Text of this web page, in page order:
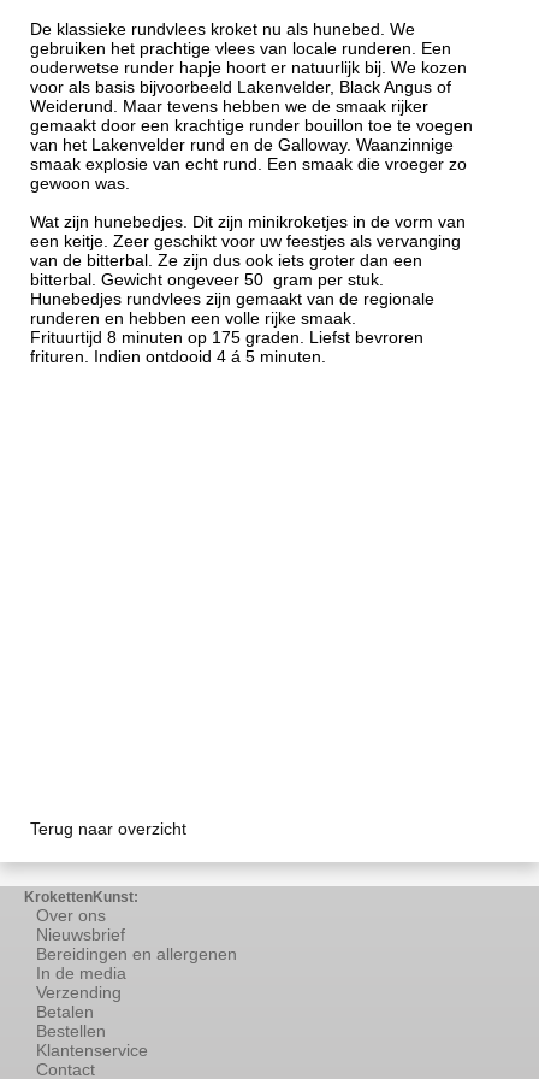
De klassieke rundvlees kroket nu als hunebed. We
gebruiken het prachtige vlees van locale runderen. Een
ouderwetse runder hapje hoort er natuurlijk bij. We kozen
voor als basis bijvoorbeeld Lakenvelder, Black Angus of
Weiderund. Maar tevens hebben we de smaak rijker
gemaakt door een krachtige runder bouillon toe te voegen
van het Lakenvelder rund en de Galloway. Waanzinnige
smaak explosie van echt rund. Een smaak die vroeger zo
gewoon was.
Wat zijn hunebedjes. Dit zijn minikroketjes in de vorm van
een keitje. Zeer geschikt voor uw feestjes als vervanging
van de bitterbal. Ze zijn dus ook iets groter dan een
bitterbal. Gewicht ongeveer 50 gram per stuk.
Hunebedjes rundvlees zijn gemaakt van de regionale
runderen en hebben een volle rijke smaak.
Frituurtijd 8 minuten op 175 graden. Liefst bevroren
frituren. Indien ontdooid 4 á 5 minuten.
Terug naar overzicht
KrokettenKunst:
Over ons
Nieuwsbrief
Bereidingen en allergenen
In de media
Verzending
Betalen
Bestellen
Klantenservice
Contact